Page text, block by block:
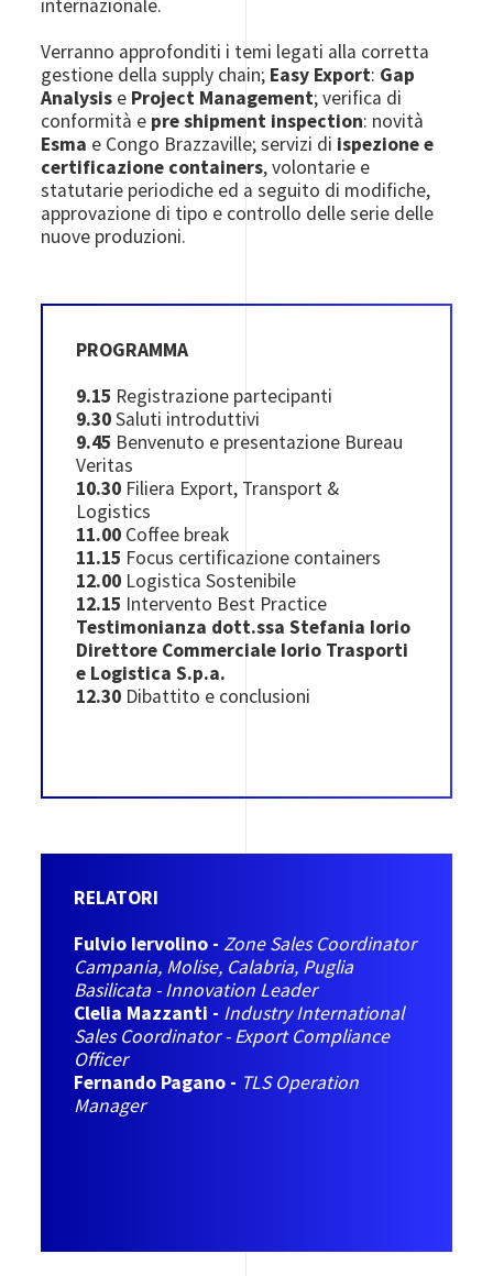
internazionale.
Verranno approfonditi i temi legati alla corretta
gestione della supply chain; Easy Export: Gap
Analysis e Project Management; verifica di
conformità e pre shipment inspection: novità
Esma e Congo Brazzaville; servizi di ispezione e
certificazione containers, volontarie e
statutarie periodiche ed a seguito di modifiche,
approvazione di tipo e controllo delle serie delle
nuove produzioni.
PROGRAMMA
9.15 Registrazione partecipanti
9.30Saluti introduttivi
9.45 Benvenuto e presentazione Bureau
Veritas
10.30 Filiera Export, Transport &
Logistics
11.00 Coffee break
11.15 Focus certificazione containers
12.00 Logistica Sostenibile
12.15 Intervento Best Practice
Testimonianza dott.ssa Stefania Iorio
Direttore Commerciale Iorio Trasporti
e Logistica S.p.a.
12.30 Dibattito e conclusioni
RELATORI
Fulvio Iervolino - Zone Sales Coordinator
Campania, Molise, Calabria, Puglia
Basilicata - Innovation Leader
Clelia Mazzanti - Industry International
Sales Coordinator - Export Compliance
Officer
Fernando Pagano - TLS Operation
Manager